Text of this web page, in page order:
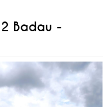
2 Badau -